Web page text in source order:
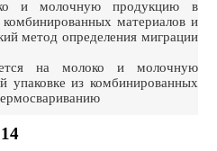
и молочную продукцию в
комбинированных материалов и
метод определения миграции
на молоко и молочную
упаковке из комбинированных